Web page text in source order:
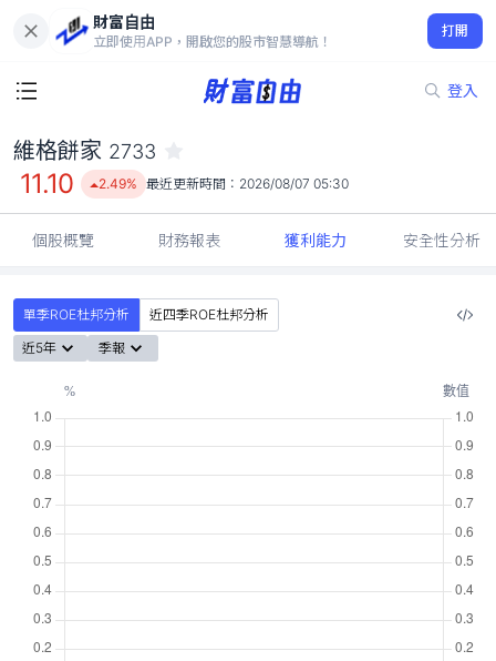
財富自由
立即使用APP，開啟您的股市智慧導航！
打開
登入
11.10
2.49%
維格餅家 2733
11.10 2.49% 最近更新時間： 2026/08/07 05:30
個股概覽 財務報表 獲利能力 安全性分析
單季ROE杜邦分析
近四季ROE杜邦分析
近5年
季報